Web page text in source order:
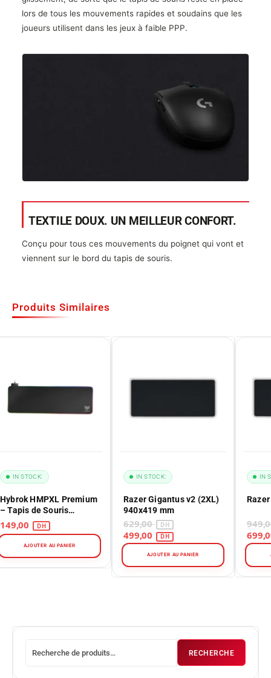
lors de tous les mouvements rapides et soudains que les
joueurs utilisent dans les jeux à faible PPP.
TEXTILE DOUX. UN MEILLEUR CONFORT.
Conçu pour tous ces mouvements du poignet qui vont et
viennent sur le bord du tapis de souris.
Produits Similaires
Hybrok HMPXL Premium
– Tapis de Souris
Gaming XL Maroc
IN STOCK:
AJOUTER AU PANIER
Razer Gigantus v2 (2XL)
940x419 mm
629,00
IN STOCK:
AJOUTER AU PANIER
IN
RECHERCHE